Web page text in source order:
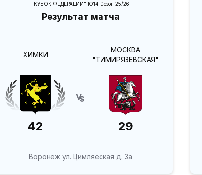
"КУБОК ФЕДЕРАЦИИ" Ю14 Сезон 25/26
Результат матча
ХИМКИ
42
МОСКВА
"ТИМИРЯЗЕВСКАЯ"
29
Воронеж ул. Цимляеская д. 3а